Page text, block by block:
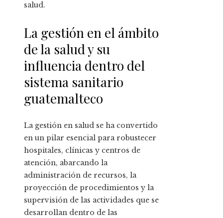
salud.
La gestión en el ámbito
de la salud y su
influencia dentro del
sistema sanitario
guatemalteco
La gestión en salud se ha convertido
en un pilar esencial para robustecer
hospitales, clínicas y centros de
atención, abarcando la
administración de recursos, la
proyección de procedimientos y la
supervisión de las actividades que se
desarrollan dentro de las